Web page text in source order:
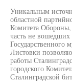
Уникальным
областной
Комитета
часть не вошедших
Государственного
Листовки
работы
городского
Сталинградской